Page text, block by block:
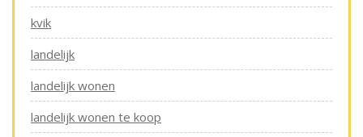
kvik
landelijk
landelijk wonen
landelijk wonen te koop